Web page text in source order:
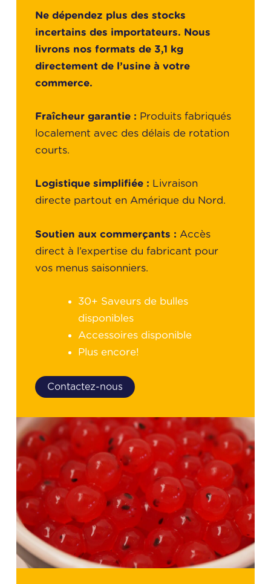
Ne dépendez plus des stocks
incertains des importateurs. Nous
livrons nos formats de 3,1 kg
directement de l’usine à votre
commerce.
Fraîcheur garantie : Produits fabriqués
localement avec des délais de rotation
courts.
Logistique simplifiée : Livraison
directe partout en Amérique du Nord.
Soutien aux commerçants : Accès
direct à l’expertise du fabricant pour
vos menus saisonniers.
30+ Saveurs de bulles
disponibles
Accessoires disponible
Plus encore!
Contactez-nous